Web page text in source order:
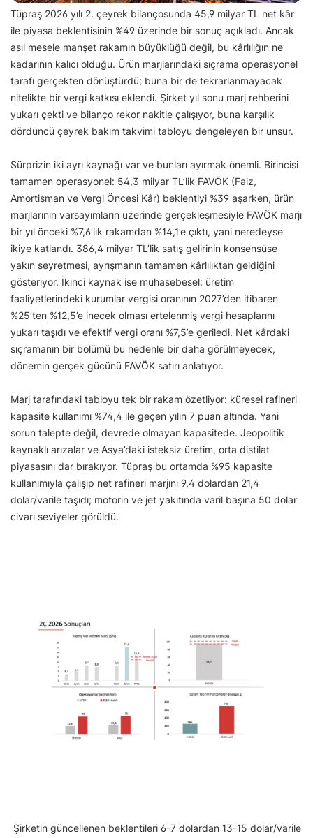
Tüpraş 2026 yılı 2. çeyrek bilançosunda 45,9 milyar TL net kâr
ile piyasa beklentisinin %49 üzerinde bir sonuç açıkladı. Ancak
asıl mesele manşet rakamın büyüklüğü değil, bu kârlılığın ne
kadarının kalıcı olduğu. Ürün marjlarındaki sıçrama operasyonel
tarafı gerçekten dönüştürdü; buna bir de tekrarlanmayacak
nitelikte bir vergi katkısı eklendi. Şirket yıl sonu marj rehberini
yukarı çekti ve bilanço rekor nakitle çalışıyor, buna karşılık
dördüncü çeyrek bakım takvimi tabloyu dengeleyen bir unsur.
Sürprizin iki ayrı kaynağı var ve bunları ayırmak önemli. Birincisi
tamamen operasyonel: 54,3 milyar TL’lik FAVÖK (Faiz,
Amortisman ve Vergi Öncesi Kâr) beklentiyi %39 aşarken, ürün
marjlarının varsayımların üzerinde gerçekleşmesiyle FAVÖK marjı
bir yıl önceki %7,6’lık rakamdan %14,1’e çıktı, yani neredeyse
ikiye katlandı. 386,4 milyar TL’lik satış gelirinin konsensüse
yakın seyretmesi, ayrışmanın tamamen kârlılıktan geldiğini
gösteriyor. İkinci kaynak ise muhasebesel: üretim
faaliyetlerindeki kurumlar vergisi oranının 2027’den itibaren
%25’ten %12,5’e inecek olması ertelenmiş vergi hesaplarını
yukarı taşıdı ve efektif vergi oranı %7,5’e geriledi. Net kârdaki
sıçramanın bir bölümü bu nedenle bir daha görülmeyecek,
dönemin gerçek gücünü FAVÖK satırı anlatıyor.
Marj tarafındaki tabloyu tek bir rakam özetliyor: küresel rafineri
kapasite kullanımı %74,4 ile geçen yılın 7 puan altında. Yani
sorun talepte değil, devrede olmayan kapasitede. Jeopolitik
kaynaklı arızalar ve Asya’daki isteksiz üretim, orta distilat
piyasasını dar bırakıyor. Tüpraş bu ortamda %95 kapasite
kullanımıyla çalışıp net rafineri marjını 9,4 dolardan 21,4
dolar/varile taşıdı; motorin ve jet yakıtında varil başına 50 dolar
civarı seviyeler görüldü.
Şirketin güncellenen beklentileri 6-7 dolardan 13-15 dolar/varile